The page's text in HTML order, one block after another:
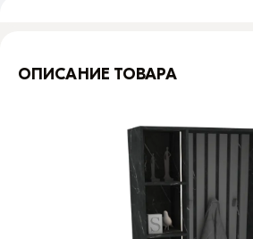
ОПИСАНИЕ ТОВАРА